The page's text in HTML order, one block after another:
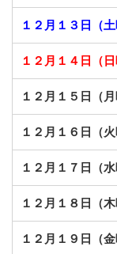
１２月１３日（土
１２月１４日（日
１２月１５日（月
１２月１６日（火
１２月１７日（水
１２月１８日（木
１２月１９日（金